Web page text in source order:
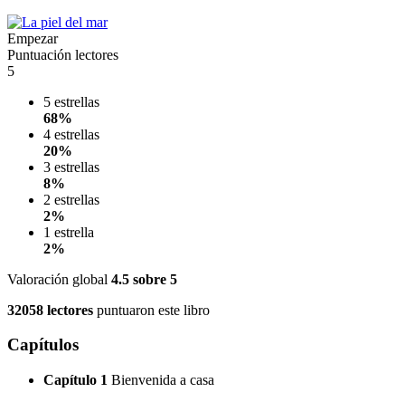
Empezar
Puntuación lectores
5
5 estrellas
68%
4 estrellas
20%
3 estrellas
8%
2 estrellas
2%
1 estrella
2%
Valoración global 4.5 sobre 5
32058 lectores puntuaron este libro
Capítulos
Capítulo 1 Bienvenida a casa